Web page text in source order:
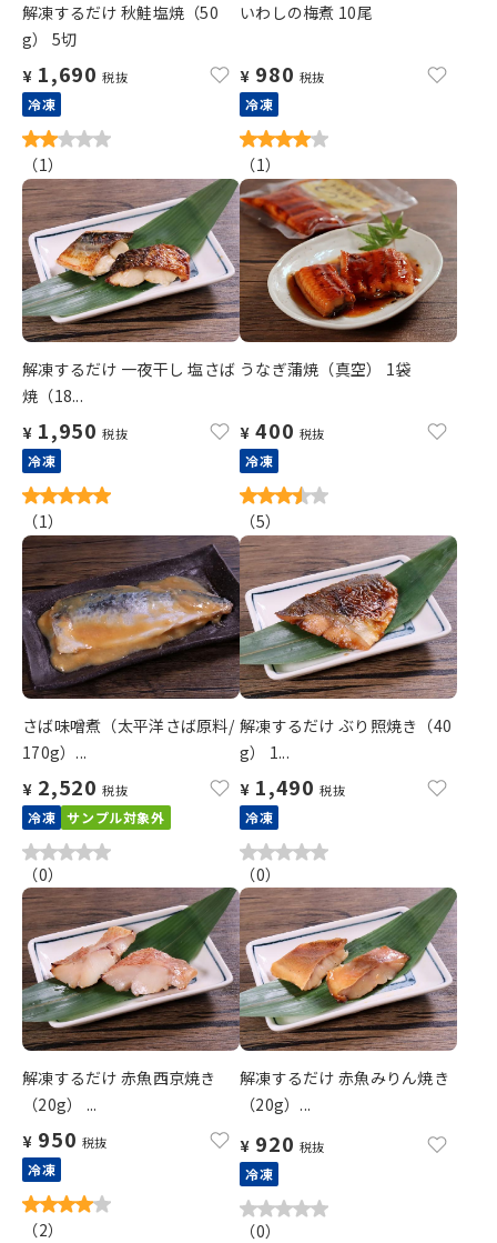
解凍するだけ 秋鮭塩焼（50
g） 5切
¥ 1,690 税抜
冷凍
（1）
いわしの梅煮 10尾
¥ 980 税抜
冷凍
（1）
解凍するだけ 一夜干し 塩さば
焼（18...
¥ 1,950 税抜
冷凍
（1）
うなぎ蒲焼（真空） 1袋
¥ 400 税抜
冷凍
（5）
さば味噌煮（太平洋さば原料/
170g）...
¥ 2,520 税抜
冷凍 サンプル対象外
（0）
解凍するだけ ぶり照焼き（40
g） 1...
¥ 1,490 税抜
冷凍
（0）
解凍するだけ 赤魚西京焼き
（20g） ...
¥ 950 税抜
冷凍
（2）
解凍するだけ 赤魚みりん焼き
（20g）...
¥ 920 税抜
冷凍
（0）